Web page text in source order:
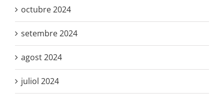
octubre 2024
setembre 2024
agost 2024
juliol 2024